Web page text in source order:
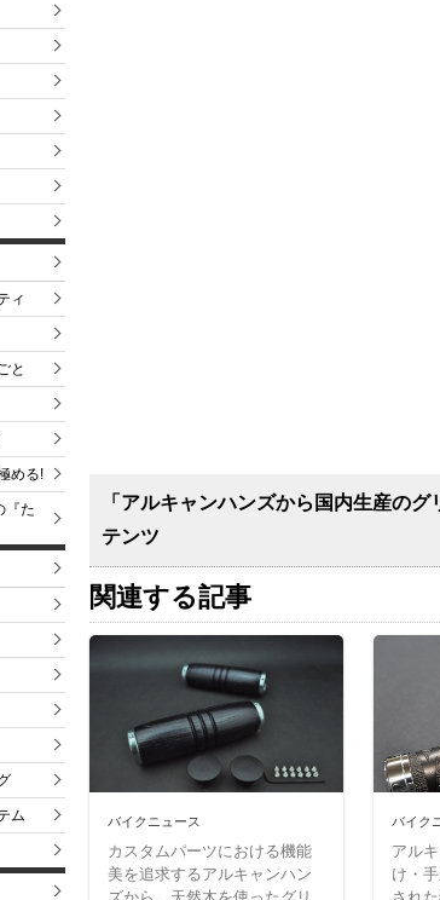
ィ
と
める!
『た
ム
「アルキャンハンズから国内生産の
テンツ
関連する記事
バイクニュース
カスタムパーツにおける機能
美を追求するアルキャンハン
バイク
アル
け・